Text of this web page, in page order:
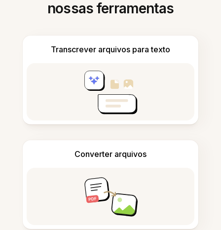
nossas ferramentas
Transcrever arquivos para texto
Converter arquivos